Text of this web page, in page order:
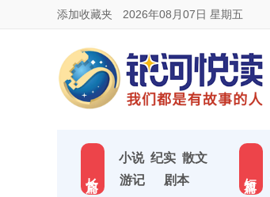
添加收藏夹 2026年08月07日 星期五
小说 纪实 散文
游记
剧本